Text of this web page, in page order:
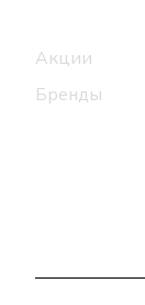
Акции
Бренды